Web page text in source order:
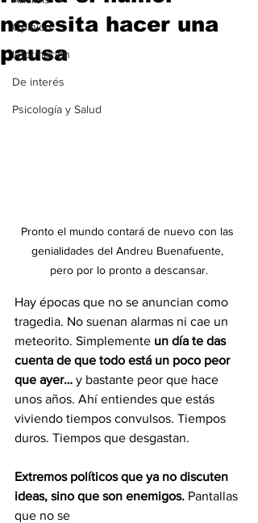
Opinión
Información
De interés
Psicología y Salud
necesita hacer una
pausa
Pronto el mundo contará de nuevo con las
genialidades del Andreu Buenafuente,
pero por lo pronto a descansar.
Hay épocas que no se anuncian como
tragedia. No suenan alarmas ni cae un
meteorito. Simplemente un día te das
cuenta de que todo está un poco peor
que ayer… y bastante peor que hace
unos años. Ahí entiendes que estás
viviendo tiempos convulsos. Tiempos
duros. Tiempos que desgastan.
Extremos políticos que ya no discuten
ideas, sino que son enemigos. Pantallas
que no se